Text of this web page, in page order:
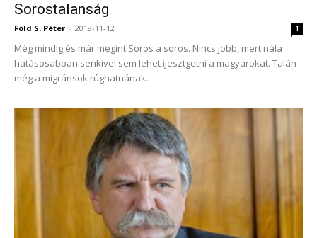
Sorostalanság
Föld S. Péter - 2018-11-12 1
Még mindig és már megint Soros a soros. Nincs jobb, mert nála
hatásosabban senkivel sem lehet ijesztgetni a magyarokat. Talán
még a migránsok rúghatnának...